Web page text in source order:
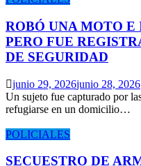
ROBÓ UNA MOTO E
PERO FUE
DE SEGURIDAD
junio 29, 2026junio 28, 2026
Un sujeto fue capturado por
refugiarse en un domicilio…
POLICIALES
SECUESTRO DE